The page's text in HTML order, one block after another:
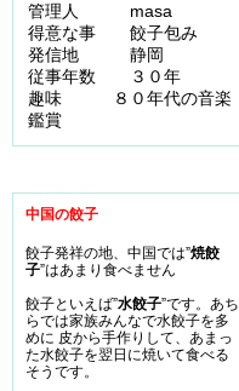
管理人 masa
得意な事 餃子包み
発信地 静岡
従事年数 ３０年
趣味 ８０年代の音楽
鑑賞
中国の餃子
餃子発祥の地、中国では”焼餃
子”はあまり食べません
餃子といえば”水餃子”です。あち
らでは家族みんなで水餃子を多
めに 皮から手作りして、あまっ
た水餃子を翌日に焼いて食べる
そうです。